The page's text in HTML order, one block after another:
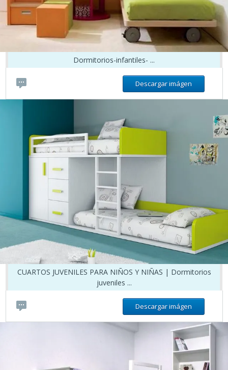
Dormitorios-infantiles- ...
Descargar imágen
CUARTOS JUVENILES PARA NIÑOS Y NIÑAS | Dormitorios
juveniles ...
Descargar imágen